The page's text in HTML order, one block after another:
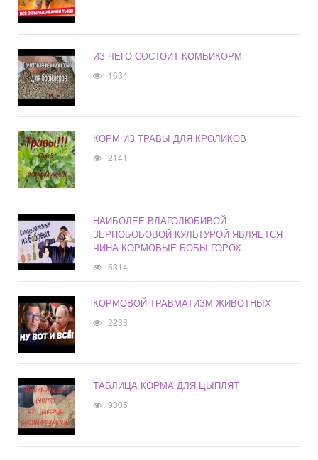
ИЗ ЧЕГО СОСТОИТ КОМБИКОРМ
1634
КОРМ ИЗ ТРАВЫ ДЛЯ КРОЛИКОВ
2141
НАИБОЛЕЕ ВЛАГОЛЮБИВОЙ
ЗЕРНОБОБОВОЙ КУЛЬТУРОЙ ЯВЛЯЕТСЯ
ЧИНА КОРМОВЫЕ БОБЫ ГОРОХ
5314
КОРМОВОЙ ТРАВМАТИЗМ ЖИВОТНЫХ
2238
ТАБЛИЦА КОРМА ДЛЯ ЦЫПЛЯТ
9305